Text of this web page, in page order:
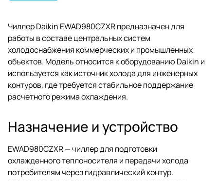
Чиллер Daikin EWAD980CZXR предназначен для
работы в составе центральных систем
холодоснабжения коммерческих и промышленных
объектов. Модель относится к оборудованию Daikin и
используется как источник холода для инженерных
контуров, где требуется стабильное поддержание
расчетного режима охлаждения.
Назначение и устройство
EWAD980CZXR — чиллер для подготовки
охлажденного теплоносителя и передачи холода
потребителям через гидравлический контур.